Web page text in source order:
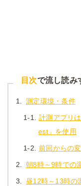
目次で流し読
1. 測定環境・条件
1-1. 計測アプリ
est」を使用
1-2. 前回からの
2. 朝8時～9時での
3. 昼12時～13時の